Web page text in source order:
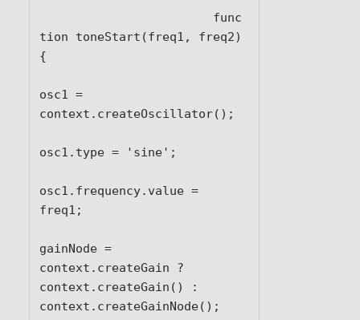
tion toneStart(freq1, freq2)
{
osc1 =
context.createOscillator();
osc1.type = 'sine';
osc1.frequency.value =
freq1;
gainNode =
context.createGain ?
context.createGain() :
context.createGainNode();